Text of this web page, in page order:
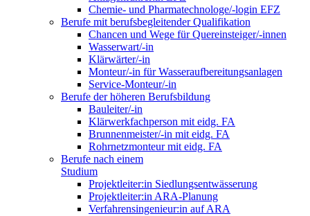
Chemie- und Pharmatechnologe/-login EFZ
Berufe mit berufsbegleitender Qualifikation
Chancen und Wege für Quereinsteiger/-innen
Wasserwart/-in
Klärwärter/-in
Monteur/-in für Wasseraufbereitungsanlagen
Service-Monteur/-in
Berufe der höheren Berufsbildung
Bauleiter/-in
Klärwerkfachperson mit eidg. FA
Brunnenmeister/-in mit eidg. FA
Rohrnetzmonteur mit eidg. FA
Berufe nach einem
Studium
Projektleiter:in Siedlungsentwässerung
Projektleiter:in ARA-Planung
Verfahrensingenieur:in auf ARA